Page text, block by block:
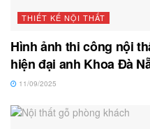
THIẾT KẾ NỘI THẤT
Hình ảnh thi công nội
hiện đại anh Khoa Đà
11/09/2025